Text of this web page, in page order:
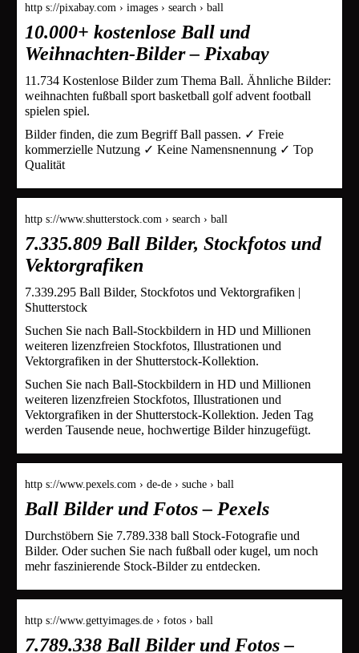
http s://pixabay.com › images › search › ball
10.000+ kostenlose Ball und
Weihnachten-Bilder – Pixabay
11.734 Kostenlose Bilder zum Thema Ball. Ähnliche Bilder:
weihnachten fußball sport basketball golf advent football
spielen spiel.
Bilder finden, die zum Begriff Ball passen. ✓ Freie
kommerzielle Nutzung ✓ Keine Namensnennung ✓ Top
Qualität
http s://www.shutterstock.com › search › ball
7.335.809 Ball Bilder, Stockfotos und
Vektorgrafiken
7.339.295 Ball Bilder, Stockfotos und Vektorgrafiken |
Shutterstock
Suchen Sie nach Ball-Stockbildern in HD und Millionen
weiteren lizenzfreien Stockfotos, Illustrationen und
Vektorgrafiken in der Shutterstock-Kollektion.
Suchen Sie nach Ball-Stockbildern in HD und Millionen
weiteren lizenzfreien Stockfotos, Illustrationen und
Vektorgrafiken in der Shutterstock-Kollektion. Jeden Tag
werden Tausende neue, hochwertige Bilder hinzugefügt.
http s://www.pexels.com › de-de › suche › ball
Ball Bilder und Fotos – Pexels
Durchstöbern Sie 7.789.338 ball Stock-Fotografie und
Bilder. Oder suchen Sie nach fußball oder kugel, um noch
mehr faszinierende Stock-Bilder zu entdecken.
http s://www.gettyimages.de › fotos › ball
7.789.338 Ball Bilder und Fotos –